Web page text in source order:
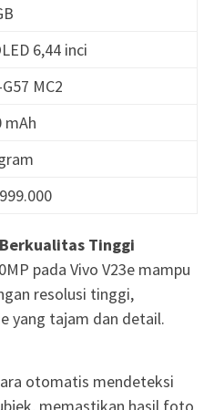
6,44 inci
MC2
mAh
Tinggi
pada Vivo V23e mampu
resolusi tinggi,
yang tajam dan detail.
otomatis mendeteksi
memastikan hasil foto